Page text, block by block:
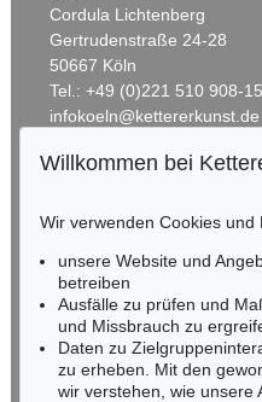
Cordula Lichtenberg
Gertrudenstraße 24-28
50667 Köln
Tel.: +49 (0)221 510 908-15
infokoeln@kettererkunst.de
BADEN-WÜRTTEMBERG
RHEINLAND-PFALZ
Miriam Heß
Tel.: +49 (0)62 21 58 80-038
Fax: +49 (0)62 21 58 80-
NORDDEUTSCHLAND
Willkommen bei
Wir verwenden Cookies und
unsere Website und
betreiben
Ausfälle zu prüfen und
und Missbrauch zu
Daten zu
zu erheben. Mit den
wir verstehen, wie unsere